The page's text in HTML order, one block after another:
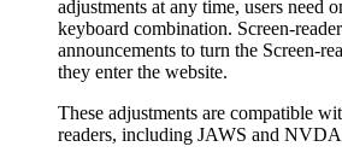
adjustments at any time, users need
keyboard combination. Screen-
announcements to turn the Screen-
they enter the website.
These adjustments are compatible
readers, including JAWS and